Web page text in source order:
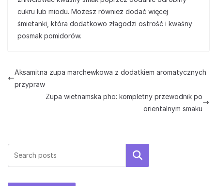
cukru lub miodu. Możesz również dodać więcej
śmietanki, która dodatkowo złagodzi ostrość i kwaśny
posmak pomidorów.
Aksamitna zupa marchewkowa z dodatkiem aromatycznych
przypraw
Zupa wietnamska pho: kompletny przewodnik po
orientalnym smaku
Szukaj